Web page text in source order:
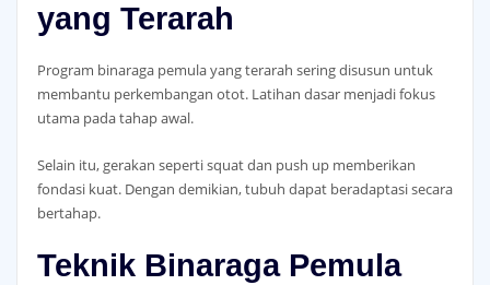
yang Terarah
Program binaraga pemula yang terarah sering disusun untuk
membantu perkembangan otot. Latihan dasar menjadi fokus
utama pada tahap awal.
Selain itu, gerakan seperti squat dan push up memberikan
fondasi kuat. Dengan demikian, tubuh dapat beradaptasi secara
bertahap.
Teknik Binaraga Pemula